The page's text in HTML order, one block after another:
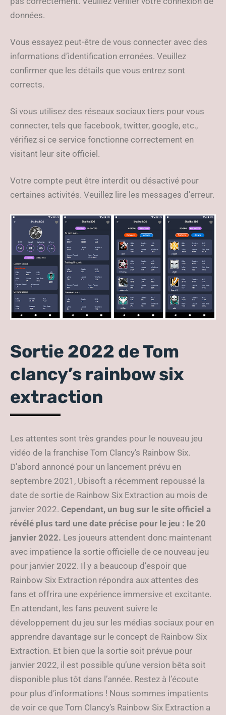
données.
Vous essayez peut-être de vous connecter avec des
informations d’identification erronées. Veuillez
confirmer que les détails que vous entrez sont
corrects.
Si vous utilisez des réseaux sociaux tiers pour vous
connecter, tels que facebook, twitter, google, etc.,
vérifiez si ce service fonctionne correctement en
visitant leur site officiel.
Votre compte peut être interdit ou désactivé pour
certaines activités. Veuillez lire les messages d’erreur.
Sortie 2022 de Tom
clancy’s rainbow six
extraction
Les attentes sont très grandes pour le nouveau jeu
vidéo de la franchise Tom Clancy’s Rainbow Six.
D’abord annoncé pour un lancement prévu en
septembre 2021, Ubisoft a récemment repoussé la
date de sortie de Rainbow Six Extraction au mois de
janvier 2022. Cependant, un bug sur le site officiel a
révélé plus tard une date précise pour le jeu : le 20
janvier 2022. Les joueurs attendent donc maintenant
avec impatience la sortie officielle de ce nouveau jeu
pour janvier 2022. Il y a beaucoup d’espoir que
Rainbow Six Extraction répondra aux attentes des
fans et offrira une expérience immersive et excitante.
En attendant, les fans peuvent suivre le
développement du jeu sur les médias sociaux pour en
apprendre davantage sur le concept de Rainbow Six
Extraction. Et bien que la sortie soit prévue pour
janvier 2022, il est possible qu’une version bêta soit
disponible plus tôt dans l’année. Restez à l’écoute
pour plus d’informations ! Nous sommes impatients
de voir ce que Tom Clancy’s Rainbow Six Extraction a